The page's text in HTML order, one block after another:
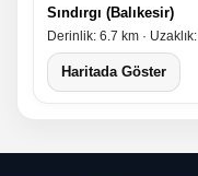
Sındırgı (Balıkesir)
Derinlik: 6.7 km ·
Haritada Göster